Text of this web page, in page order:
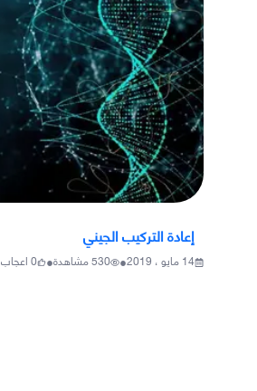
إعادة التركيب الجيني
14 مايو ، 2019 •
530مشاهدة•
0اعجاب